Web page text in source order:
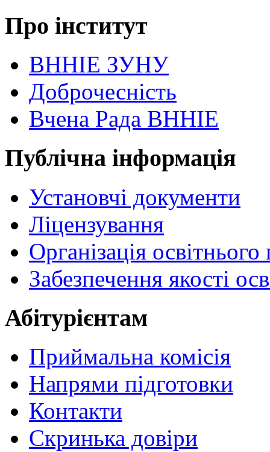
Про інститут
ВННІЕ ЗУНУ
Доброчесність
Вчена Рада ВННІЕ
Публічна інформація
Установчі документи
Ліцензування
Організація
Забезпечення якості
Абітурієнтам
Приймальна комісія
Напрями підготовки
Контакти
Скринька довіри